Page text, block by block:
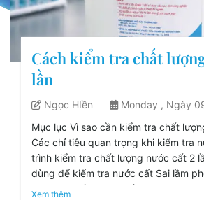
Cách kiểm tra chất
lần
Ngọc HIền
Monday , Ngày
Mục lục Vì sao cần kiểm tra chất
Các chỉ tiêu quan trọng khi kiểm tra
trình kiểm tra chất lượng nước cất 2
dùng để kiểm tra nước cất Sai lầm
giá nước cất Khi nào cần thay [...]
Xem thêm